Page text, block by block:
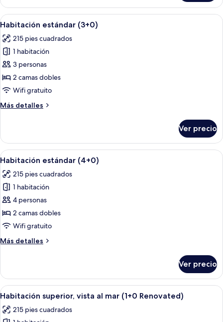
estándar
(1+0)
Abrir
todas
las
fotos
de
Habitación
estándar
Habitación de hotel con una cama
2
Habitación estándar (3+0)
215 pies cuadrados
1 habitación
3 personas
2 camas dobles
Wifi gratuito
Más detalles
Más
estándar
(3+0)
Ver precio
Abrir
todas
las
fotos
de
Habitación
estándar
Habitación de hotel con una cama
2
Habitación estándar (4+0)
215 pies cuadrados
1 habitación
4 personas
2 camas dobles
Wifi gratuito
Más detalles
Más
estándar
(4+0)
Ver precio
Abrir
todas
las
Habitación de hotel con cama,
2
Habitación superior, vista al mar (1+0 Renovated)
215 pies cuadrados